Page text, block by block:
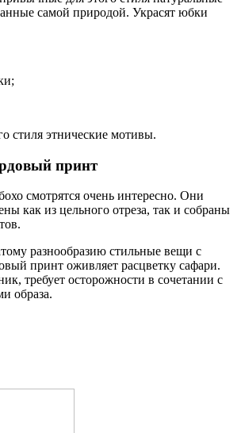
самой природой. Украсят юбки
стиля этнические мотивы.
принт
смотрятся очень интересно. Они
как из цельного отреза, так и собраны
разнообразию стильные вещи с
принт оживляет расцветку сафари.
требует осторожности в сочетании с
образа.